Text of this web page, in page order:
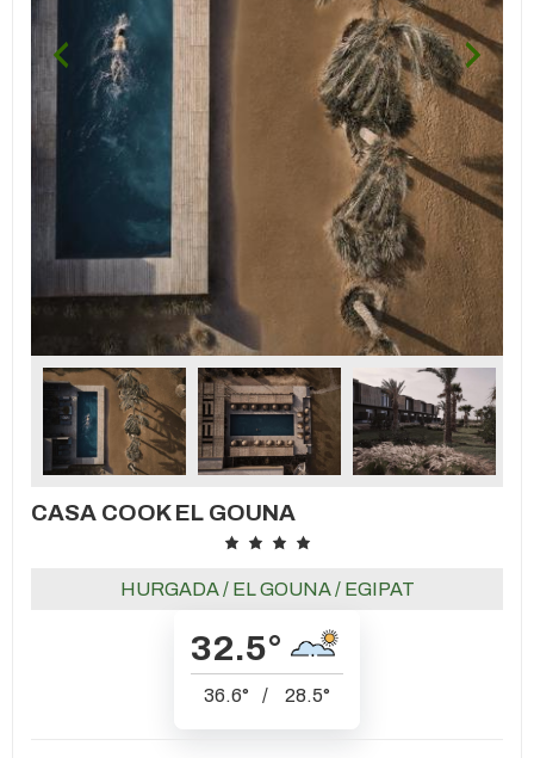
CASA COOK EL GOUNA
HURGADA/ EL GOUNA/ EGIPAT
32.5°
36.6° / 28.5°